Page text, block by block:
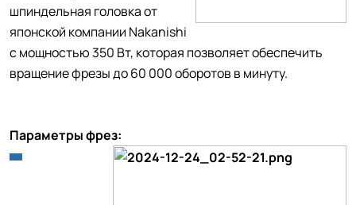
шпиндельная головка от
японской компании Nakanishi
с мощностью 350 Вт, которая позволяет обеспечить
вращение фрезы до 60 000 оборотов в минуту.
Параметры фрез: